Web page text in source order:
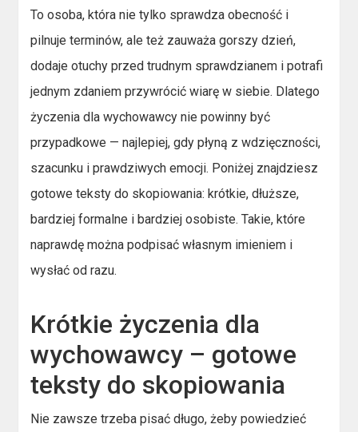
To osoba, która nie tylko sprawdza obecność i
pilnuje terminów, ale też zauważa gorszy dzień,
dodaje otuchy przed trudnym sprawdzianem i potrafi
jednym zdaniem przywrócić wiarę w siebie. Dlatego
życzenia dla wychowawcy nie powinny być
przypadkowe — najlepiej, gdy płyną z wdzięczności,
szacunku i prawdziwych emocji. Poniżej znajdziesz
gotowe teksty do skopiowania: krótkie, dłuższe,
bardziej formalne i bardziej osobiste. Takie, które
naprawdę można podpisać własnym imieniem i
wysłać od razu.
Krótkie życzenia dla
wychowawcy – gotowe
teksty do skopiowania
Nie zawsze trzeba pisać długo, żeby powiedzieć